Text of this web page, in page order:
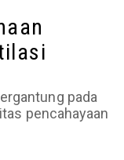
pada
pencahayaan